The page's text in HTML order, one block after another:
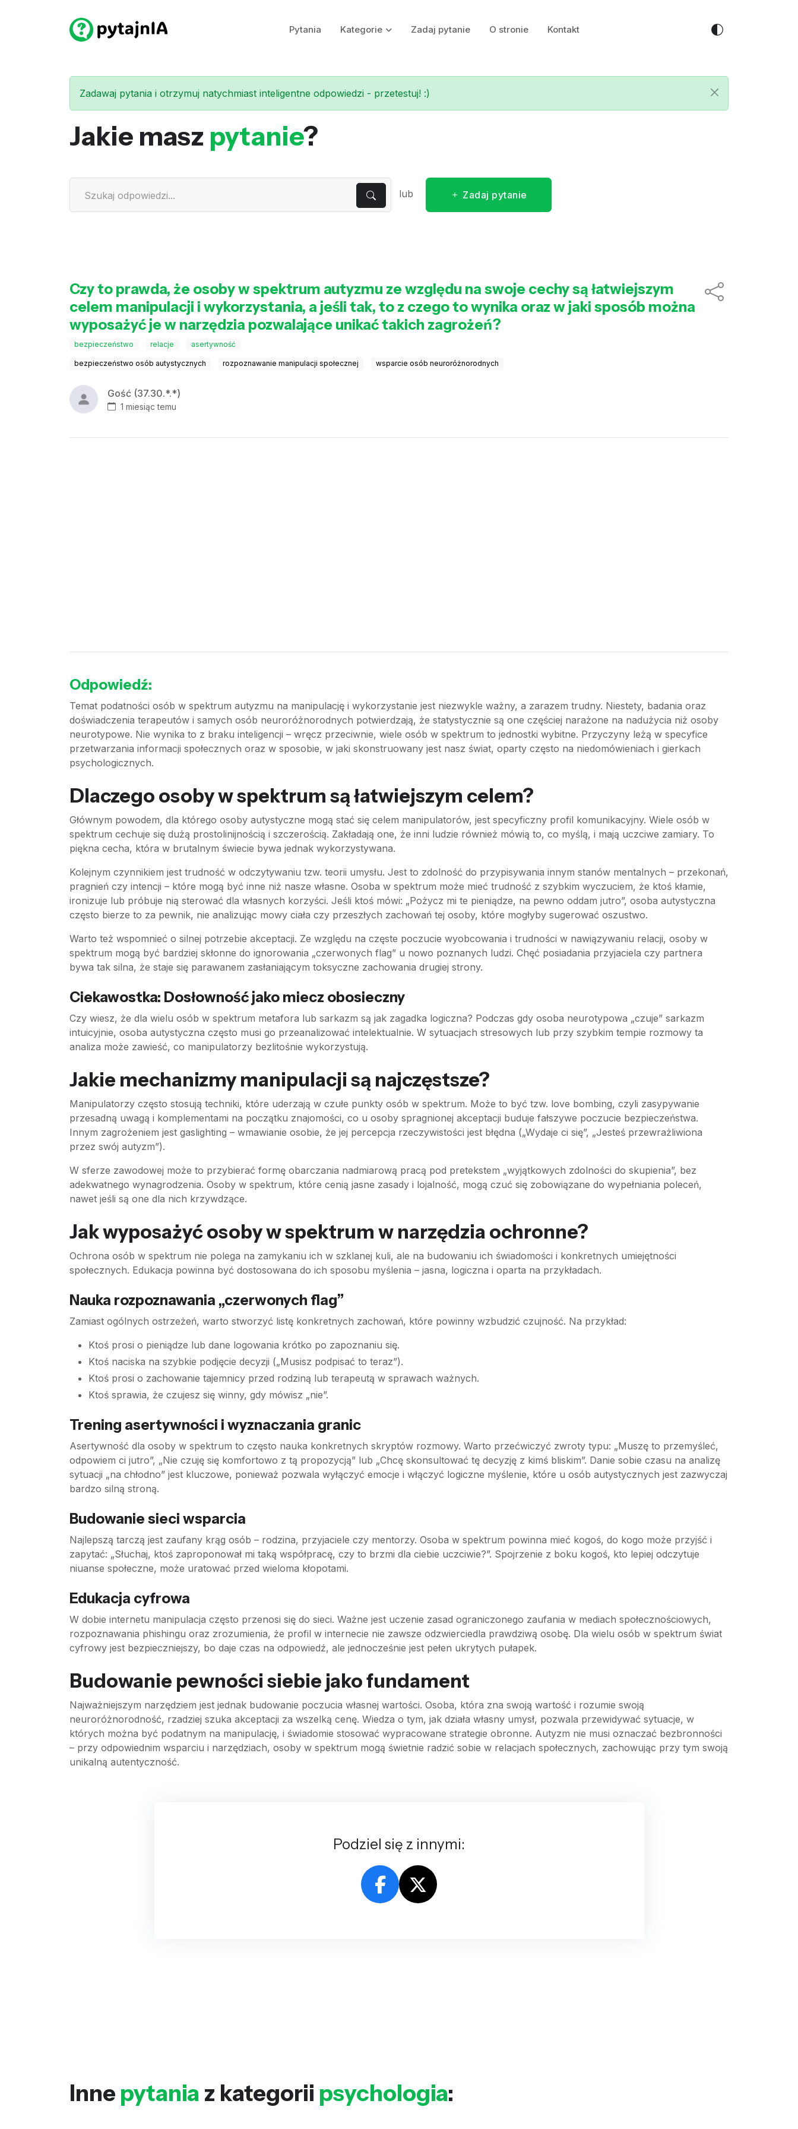
Pytania Kategorie Zadaj pytanie O stronie Kontakt
Zadawaj pytania i otrzymuj natychmiast inteligentne odpowiedzi - przetestuj! :)
Jakie masz pytanie?
lub Zadaj pytanie
Czy to prawda, że osoby w spektrum autyzmu ze względu na swoje cechy są łatwiejszym
celem manipulacji i wykorzystania, a jeśli tak, to z czego to wynika oraz w jaki sposób można
wyposażyć je w narzędzia pozwalające unikać takich zagrożeń?
bezpieczeństwo relacje asertywność
bezpieczeństwo osób autystycznych rozpoznawanie manipulacji społecznej wsparcie osób neuroróżnorodnych
Gość (37.30.*.*)
1 miesiąc temu
Odpowiedź:
Temat podatności osób w spektrum autyzmu na manipulację i wykorzystanie jest niezwykle ważny, a zarazem trudny. Niestety, badania oraz
doświadczenia terapeutów i samych osób neuroróżnorodnych potwierdzają, że statystycznie są one częściej narażone na nadużycia niż osoby
neurotypowe. Nie wynika to z braku inteligencji – wręcz przeciwnie, wiele osób w spektrum to jednostki wybitne. Przyczyny leżą w specyfice
przetwarzania informacji społecznych oraz w sposobie, w jaki skonstruowany jest nasz świat, oparty często na niedomówieniach i gierkach
psychologicznych.
Dlaczego osoby w spektrum są łatwiejszym celem?
Głównym powodem, dla którego osoby autystyczne mogą stać się celem manipulatorów, jest specyficzny profil komunikacyjny. Wiele osób w
spektrum cechuje się dużą prostolinijnością i szczerością. Zakładają one, że inni ludzie również mówią to, co myślą, i mają uczciwe zamiary. To
piękna cecha, która w brutalnym świecie bywa jednak wykorzystywana.
Kolejnym czynnikiem jest trudność w odczytywaniu tzw. teorii umysłu. Jest to zdolność do przypisywania innym stanów mentalnych – przekonań,
pragnień czy intencji – które mogą być inne niż nasze własne. Osoba w spektrum może mieć trudność z szybkim wyczuciem, że ktoś kłamie,
ironizuje lub próbuje nią sterować dla własnych korzyści. Jeśli ktoś mówi: „Pożycz mi te pieniądze, na pewno oddam jutro”, osoba autystyczna
często bierze to za pewnik, nie analizując mowy ciała czy przeszłych zachowań tej osoby, które mogłyby sugerować oszustwo.
Warto też wspomnieć o silnej potrzebie akceptacji. Ze względu na częste poczucie wyobcowania i trudności w nawiązywaniu relacji, osoby w
spektrum mogą być bardziej skłonne do ignorowania „czerwonych flag” u nowo poznanych ludzi. Chęć posiadania przyjaciela czy partnera
bywa tak silna, że staje się parawanem zasłaniającym toksyczne zachowania drugiej strony.
Ciekawostka: Dosłowność jako miecz obosieczny
Czy wiesz, że dla wielu osób w spektrum metafora lub sarkazm są jak zagadka logiczna? Podczas gdy osoba neurotypowa „czuje” sarkazm
intuicyjnie, osoba autystyczna często musi go przeanalizować intelektualnie. W sytuacjach stresowych lub przy szybkim tempie rozmowy ta
analiza może zawieść, co manipulatorzy bezlitośnie wykorzystują.
Jakie mechanizmy manipulacji są najczęstsze?
Manipulatorzy często stosują techniki, które uderzają w czułe punkty osób w spektrum. Może to być tzw. love bombing, czyli zasypywanie
przesadną uwagą i komplementami na początku znajomości, co u osoby spragnionej akceptacji buduje fałszywe poczucie bezpieczeństwa.
Innym zagrożeniem jest gaslighting – wmawianie osobie, że jej percepcja rzeczywistości jest błędna („Wydaje ci się”, „Jesteś przewrażliwiona
przez swój autyzm”).
W sferze zawodowej może to przybierać formę obarczania nadmiarową pracą pod pretekstem „wyjątkowych zdolności do skupienia”, bez
adekwatnego wynagrodzenia. Osoby w spektrum, które cenią jasne zasady i lojalność, mogą czuć się zobowiązane do wypełniania poleceń,
nawet jeśli są one dla nich krzywdzące.
Jak wyposażyć osoby w spektrum w narzędzia ochronne?
Ochrona osób w spektrum nie polega na zamykaniu ich w szklanej kuli, ale na budowaniu ich świadomości i konkretnych umiejętności
społecznych. Edukacja powinna być dostosowana do ich sposobu myślenia – jasna, logiczna i oparta na przykładach.
Nauka rozpoznawania „czerwonych flag”
Zamiast ogólnych ostrzeżeń, warto stworzyć listę konkretnych zachowań, które powinny wzbudzić czujność. Na przykład:
Ktoś prosi o pieniądze lub dane logowania krótko po zapoznaniu się.
Ktoś naciska na szybkie podjęcie decyzji („Musisz podpisać to teraz”).
Ktoś prosi o zachowanie tajemnicy przed rodziną lub terapeutą w sprawach ważnych.
Ktoś sprawia, że czujesz się winny, gdy mówisz „nie”.
Trening asertywności i wyznaczania granic
Asertywność dla osoby w spektrum to często nauka konkretnych skryptów rozmowy. Warto przećwiczyć zwroty typu: „Muszę to przemyśleć,
odpowiem ci jutro”, „Nie czuję się komfortowo z tą propozycją” lub „Chcę skonsultować tę decyzję z kimś bliskim”. Danie sobie czasu na analizę
sytuacji „na chłodno” jest kluczowe, ponieważ pozwala wyłączyć emocje i włączyć logiczne myślenie, które u osób autystycznych jest zazwyczaj
bardzo silną stroną.
Budowanie sieci wsparcia
Najlepszą tarczą jest zaufany krąg osób – rodzina, przyjaciele czy mentorzy. Osoba w spektrum powinna mieć kogoś, do kogo może przyjść i
zapytać: „Słuchaj, ktoś zaproponował mi taką współpracę, czy to brzmi dla ciebie uczciwie?”. Spojrzenie z boku kogoś, kto lepiej odczytuje
niuanse społeczne, może uratować przed wieloma kłopotami.
Edukacja cyfrowa
W dobie internetu manipulacja często przenosi się do sieci. Ważne jest uczenie zasad ograniczonego zaufania w mediach społecznościowych,
rozpoznawania phishingu oraz zrozumienia, że profil w internecie nie zawsze odzwierciedla prawdziwą osobę. Dla wielu osób w spektrum świat
cyfrowy jest bezpieczniejszy, bo daje czas na odpowiedź, ale jednocześnie jest pełen ukrytych pułapek.
Budowanie pewności siebie jako fundament
Najważniejszym narzędziem jest jednak budowanie poczucia własnej wartości. Osoba, która zna swoją wartość i rozumie swoją
neuroróżnorodność, rzadziej szuka akceptacji za wszelką cenę. Wiedza o tym, jak działa własny umysł, pozwala przewidywać sytuacje, w
których można być podatnym na manipulację, i świadomie stosować wypracowane strategie obronne. Autyzm nie musi oznaczać bezbronności
– przy odpowiednim wsparciu i narzędziach, osoby w spektrum mogą świetnie radzić sobie w relacjach społecznych, zachowując przy tym swoją
unikalną autentyczność.
Podziel się z innymi:
Inne pytania z kategorii psychologia: